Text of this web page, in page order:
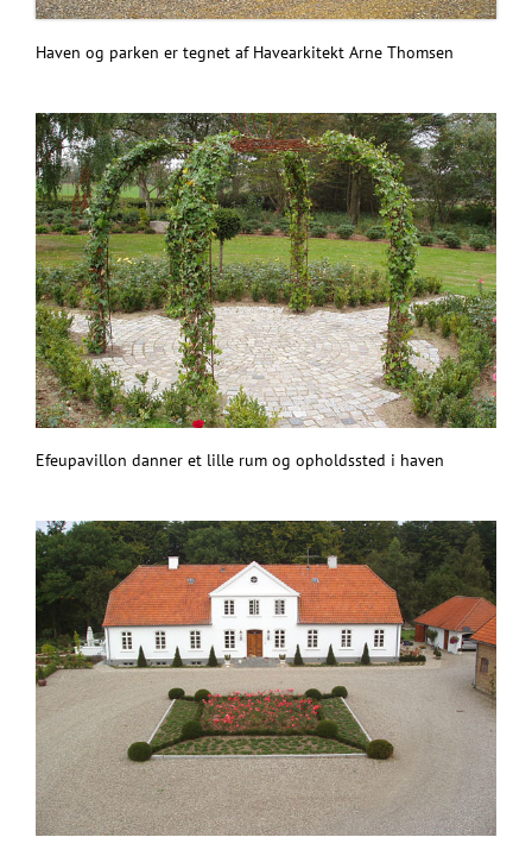
Haven og parken er tegnet af Havearkitekt Arne Thomsen
Efeupavillon danner et lille rum og opholdssted i haven